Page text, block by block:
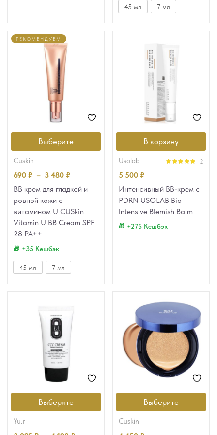
45 мл 7 мл
Выберите
РЕКОМЕНДУЕМ
cuskin
690 ₽ – 3 480 ₽
ВВ крем для гладкой и
ровной кожи с
витамином U CUSkin
Vitamin U BB Cream SPF
28 PA++
+35 Кешбэк
45 мл 7 мл
В корзину
usolab 2
5 500 ₽
Интенсивный BB-крем с
PDRN USOLAB Bio
Intensive Blemish Balm
+275 Кешбэк
Выберите
yu.r
Выберите
cuskin